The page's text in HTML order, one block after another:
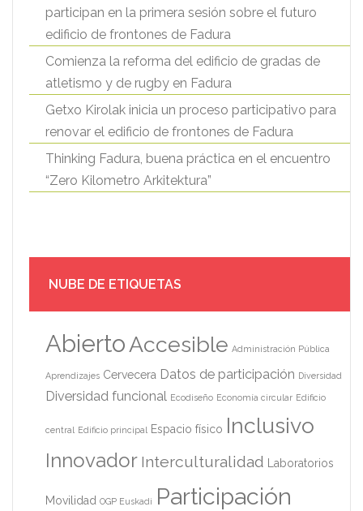
participan en la primera sesión sobre el futuro
edificio de frontones de Fadura
Comienza la reforma del edificio de gradas de
atletismo y de rugby en Fadura
Getxo Kirolak inicia un proceso participativo para
renovar el edificio de frontones de Fadura
Thinking Fadura, buena práctica en el encuentro
“Zero Kilometro Arkitektura”
NUBE DE ETIQUETAS
AbiertoAccesible Administración Pública
Aprendizajes Cervecera Datos de participación Diversidad
Diversidad funcional Ecodiseño Economía circular Edificio
central Edificio principal Espacio físico Inclusivo
Innovador Interculturalidad Laboratorios
Movilidad OGP Euskadi Participación